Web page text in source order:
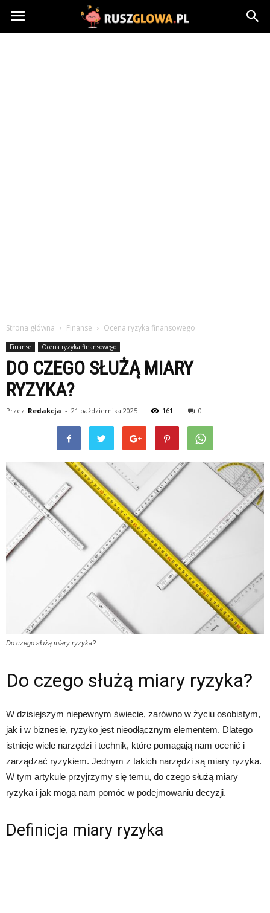
Ruszglowa.pl
Strona główna Finanse Ocena ryzyka finansowego
Finanse Ocena ryzyka finansowego
DO CZEGO SŁUŻĄ MIARY
RYZYKA?
Przez Redakcja - 21 października 2025 161 0
Do czego służą miary ryzyka?
Do czego służą miary ryzyka?
W dzisiejszym niepewnym świecie, zarówno w życiu osobistym,
jak i w biznesie, ryzyko jest nieodłącznym elementem. Dlatego
istnieje wiele narzędzi i technik, które pomagają nam ocenić i
zarządzać ryzykiem. Jednym z takich narzędzi są miary ryzyka.
W tym artykule przyjrzymy się temu, do czego służą miary
ryzyka i jak mogą nam pomóc w podejmowaniu decyzji.
Definicja miary ryzyka